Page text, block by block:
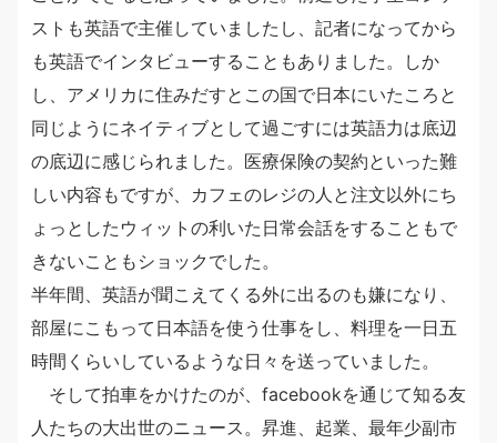
ストも英語で主催していましたし、記者になってから
も英語でインタビューすることもありました。しか
し、アメリカに住みだすとこの国で日本にいたころと
同じようにネイティブとして過ごすには英語力は底辺
の底辺に感じられました。医療保険の契約といった難
しい内容もですが、カフェのレジの人と注文以外にち
ょっとしたウィットの利いた日常会話をすることもで
きないこともショックでした。
半年間、英語が聞こえてくる外に出るのも嫌になり、
部屋にこもって日本語を使う仕事をし、料理を一日五
時間くらいしているような日々を送っていました。
そして拍車をかけたのが、facebookを通じて知る友
人たちの大出世のニュース。昇進、起業、最年少副市